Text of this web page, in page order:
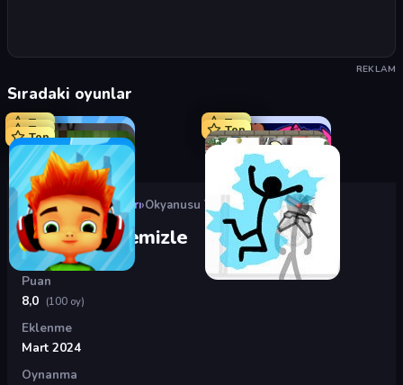
REKLAM
Sıradaki oyunlar
Top Top
Top Top
Top
Oyunlar›Friv Oyunları›Okyanusu Temizle
Okyanusu Temizle
Puan
8,0 (100 oy)
Eklenme
Mart 2024
Oynanma